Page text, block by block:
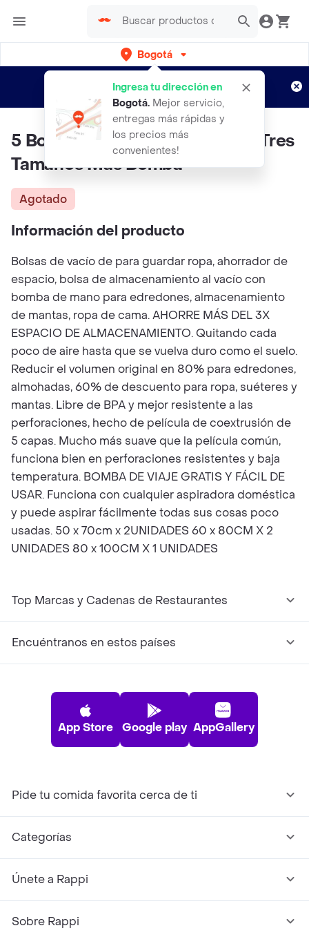
Bogotá
Ingresa tu dirección en
Bogotá. Mejor servicio,
entregas más rápidas y
los precios más
convenientes!
envíos gratis por semanas
Aplican TyC
5 Bolsas De Empaque Al Vacio Tres
Tamaños Mas Bomba
Agotado
Información del producto
Bolsas de vacío de para guardar ropa, ahorrador de
espacio, bolsa de almacenamiento al vacío con
bomba de mano para edredones, almacenamiento
de mantas, ropa de cama. AHORRE MÁS DEL 3X
ESPACIO DE ALMACENAMIENTO. Quitando cada
poco de aire hasta que se vuelva duro como el suelo.
Reducir el volumen original en 80% para edredones,
almohadas, 60% de descuento para ropa, suéteres y
mantas. Libre de BPA y mejor resistente a las
perforaciones, hecho de película de coextrusión de
5 capas. Mucho más suave que la película común,
funciona bien en perforaciones resistentes y baja
temperatura. BOMBA DE VIAJE GRATIS Y FÁCIL DE
USAR. Funciona con cualquier aspiradora doméstica
y puede aspirar fácilmente todas sus cosas poco
usadas. 50 x 70cm x 2UNIDADES 60 x 80CM X 2
UNIDADES 80 x 100CM X 1 UNIDADES
Top Marcas y Cadenas de Restaurantes
Encuéntranos en estos países
App Store Google play AppGallery
Pide tu comida favorita cerca de ti
Categorías
Únete a Rappi
Sobre Rappi